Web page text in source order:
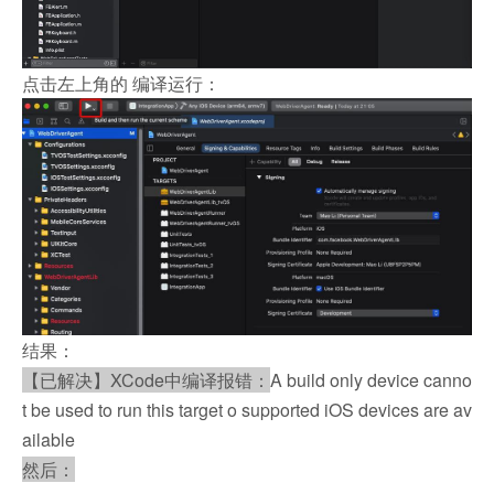
点击左上角的 编译运行：
结果：
【已解决】XCode中编译报错： A build only device canno
t be used to run this target o supported iOS devices are av
ailable
然后：